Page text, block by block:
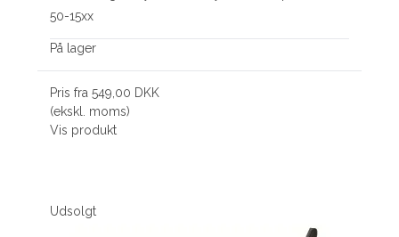
50-15xx
På lager
Pris fra549,00 DKK
(ekskl. moms)
Vis produkt
Udsolgt